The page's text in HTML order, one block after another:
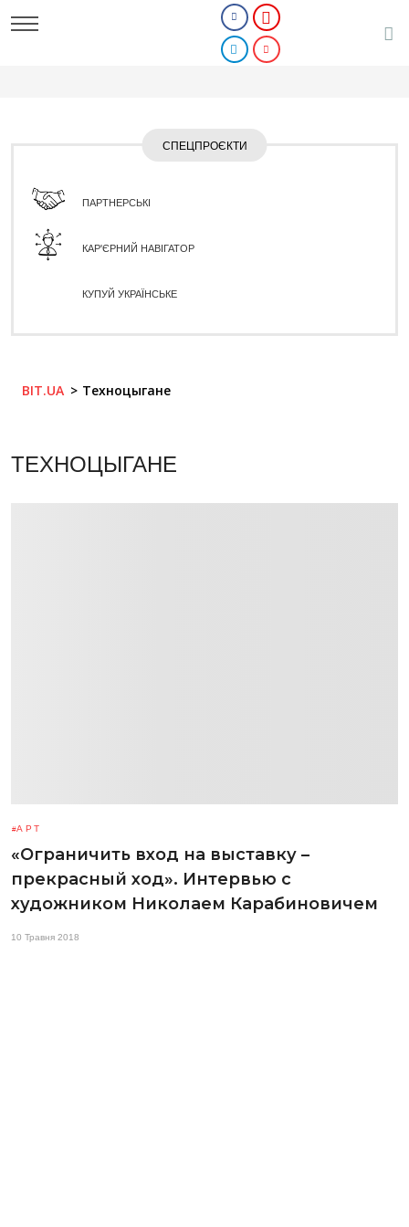
СПЕЦПРОЄКТИ
ПАРТНЕРСЬКІ
КАР'ЄРНИЙ НАВІГАТОР
КУПУЙ УКРАЇНСЬКЕ
BIT.UA Техноцыгане
ТЕХНОЦЫГАНЕ
АРТ
«Ограничить вход на выставку –
прекрасный ход». Интервью с
художником Николаем Карабиновичем
10 Травня 2018